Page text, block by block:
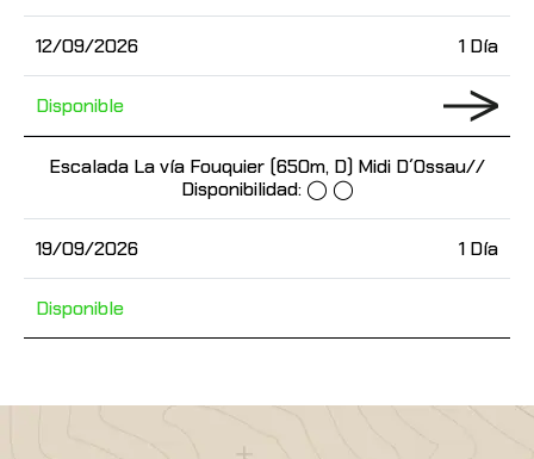
12/09/2026 1 Día
Disponible
19/09/2026
Escalada La vía Fouquier (650m, D) Midi D´Ossau//
Disponibilidad: ◯ ◯
1 Día
Disponible